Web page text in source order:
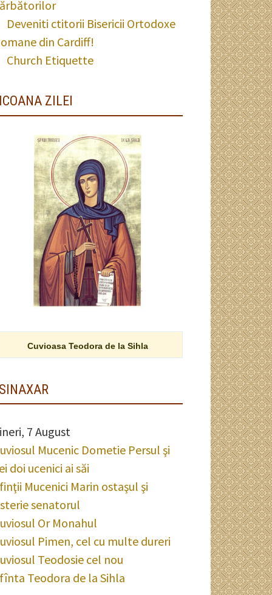
Deveniti ctitorii Bisericii Ortodoxe
din Cardiff!
Church Etiquette
ICOANA ZILEI
Cuvioasa Teodora de la Sihla
SINAXAR
7 August
Mucenic Dometie Persul şi
doi ucenici ai săi
Mucenici Marin ostaşul şi
senatorul
Or Monahul
Pimen, cel cu multe dureri
Teodosie cel nou
Teodora de la Sihla